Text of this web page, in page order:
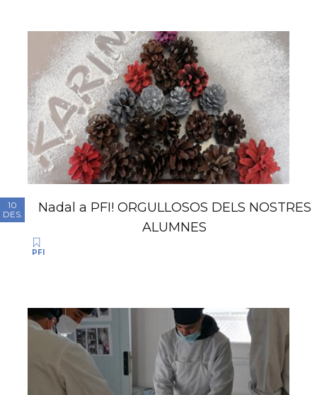
10
DES.
Nadal a PFI! ORGULLOSOS DELS NOSTRES
ALUMNES
PFI